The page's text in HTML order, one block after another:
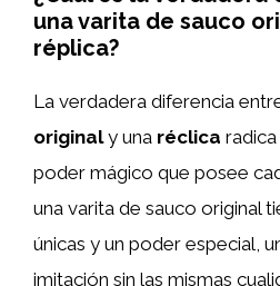
una varita de sauco
réplica?
La verdadera diferencia
originaly una réclica
poder mágico que posee
una varita de sauco original
únicas y un poder especial,
imitación sin las mismas